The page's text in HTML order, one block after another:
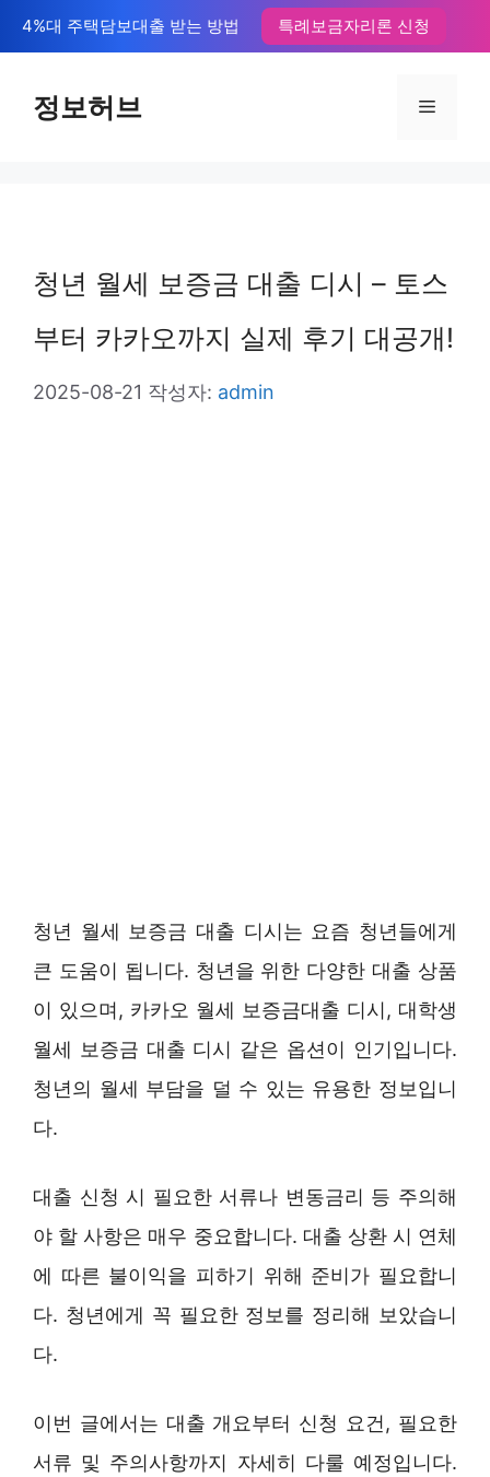
텐
4%대 주택담보대출 받는 방법 특례보금자리론 신청
정보허브 메
청년 월세 보증금 대출 디시 – 토스
부터 카카오까지 실제 후기 대공개!
2025-08-21 작성자: admin
청년 월세 보증금 대출 디시는 요즘 청년들에게
큰 도움이 됩니다. 청년을 위한 다양한 대출 상품
이 있으며, 카카오 월세 보증금대출 디시, 대학생
월세 보증금 대출 디시 같은 옵션이 인기입니다.
청년의 월세 부담을 덜 수 있는 유용한 정보입니
다.
대출 신청 시 필요한 서류나 변동금리 등 주의해
야 할 사항은 매우 중요합니다. 대출 상환 시 연체
에 따른 불이익을 피하기 위해 준비가 필요합니
다. 청년에게 꼭 필요한 정보를 정리해 보았습니
다.
이번 글에서는 대출 개요부터 신청 요건, 필요한
서류 및 주의사항까지 자세히 다룰 예정입니다.